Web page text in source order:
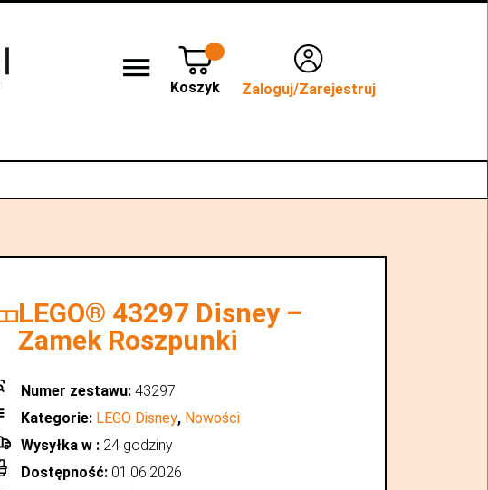
Koszyk Zaloguj/Zarejestruj
LEGO® 43297 Disney –
Zamek Roszpunki
Numer zestawu: 43297
Kategorie: LEGO Disney, Nowości
Wysyłka w : 24 godziny
Dostępność: 01.06.2026